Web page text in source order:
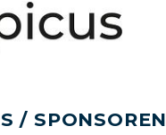
/ SPONSOREN